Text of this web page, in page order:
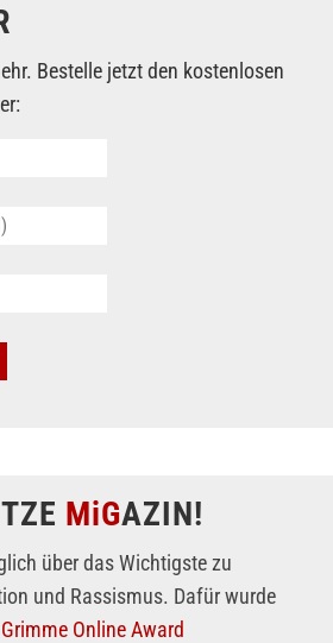
Bestelle jetzt den kostenlosen
MiGAZIN!
über das Wichtigste zu
und Rassismus. Dafür wurde
Grimme Online Award